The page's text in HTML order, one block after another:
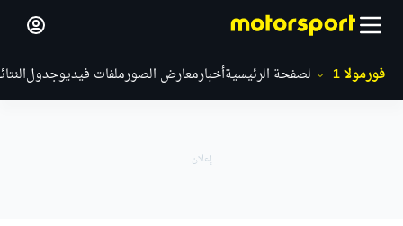
فورمولا 1 الصفحة الرئيسيةأخبارمعارض الصورملفات فيديوجدول